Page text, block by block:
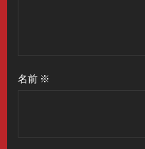
名前 ※